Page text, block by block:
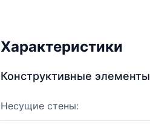
Характеристики
Конструктивные элементы
Несущие стены: